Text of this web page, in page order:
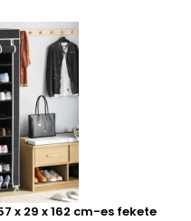
x 29 x 162 cm-es fekete